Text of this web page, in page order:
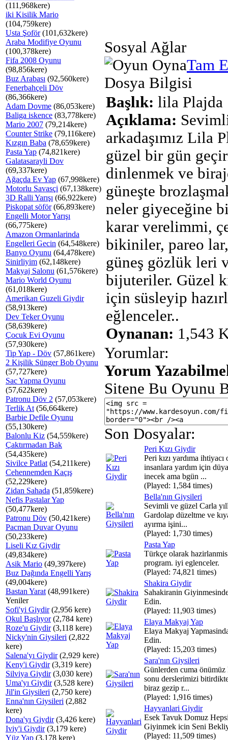
(111,968kere)
iki Kisilik Mario
(104,759kere)
Usta Şoför(101,632kere)
Araba Modifiye Oyunu
(100,378kere)
Fifa 2008 Oyunu
(98,856kere)
Buz Arabası (92,560kere)
Fenerbahçeli Döv
(86,366kere)
Adam Dovme (86,053kere)
Baliga iskence (83,778kere)
Mario 2007 (79,214kere)
Counter Strike (79,116kere)
Kızgın Baba (78,659kere)
Pasta Yap (74,821kere)
Galatasarayli Dov
(69,337kere)
Ağaçda Ev Yap (67,998kere)
Motorlu Savasçi (67,138kere)
3D Ralli Yarışı (66,922kere)
Piskopat söför(66,893kere)
Engelli Motor Yarışı
(66,775kere)
Amazon Ormanlarinda
Engelleri Gecin (64,548kere)
Banyo Oyunu (64,478kere)
Sinirliyim (62,148kere)
Makyaj Salonu (61,576kere)
Mario World Oyunu
(61,018kere)
Amerikan Guzeli Giydir
(58,913kere)
Dev Teker Oyunu
(58,639kere)
Çocuk Evi Oyunu
(57,930kere)
Tip Yap - Döv (57,861kere)
2 Kişilik Sünger Bob Oyunu
(57,727kere)
Sac Yapma Oyunu
(57,622kere)
Patronu Döv 2 (57,053kere)
Terlik At (56,664kere)
Barbie Defile Oyunu
(55,130kere)
Balonlu Kiz (54,559kere)
Çaktırmadan Bak
(54,435kere)
Sivilce Patlat (54,211kere)
Cehennemden Kaçış
(52,229kere)
Zidan Sahada (51,859kere)
Nefis Pastalar Yap
(50,477kere)
Patronu Döv (50,421kere)
Pacman Duvar Oyunu
(50,233kere)
Liseli Kız Giydir
(49,834kere)
Asik Mario (49,397kere)
Buz Dağında Engelli Yarış
(49,004kere)
Bastan Yarat (48,991kere)
Yeniler
Sofi'yi Giydir(2,956 kere)
Okul Başlıyor(2,784 kere)
Roze'u Giydir(3,118 kere)
Nicky'nin Giysileri (2,822
kere)
Salena'yı Giydir(2,929 kere)
Keny'i Giydir(3,319 kere)
Silviya Giydir(3,030 kere)
Uma'yı Giydir(3,528 kere)
Jil'in Giysileri (2,750 kere)
Enna'nın Giysileri (2,882
kere)
Dona'yı Giydir(3,426 kere)
Iviy'i Giydir(3,179 kere)
Yüz Yap (3,178 kere)
Sosyal Ağlar
Tam
Dosya Bilgisi
Başlık: lila Plajda
Açıklama:
arkadaşımız Lila
güzel bir gün
dinlenmek ve
güneşte
neler giyeceğine
karar verelimmi,
bikiniler, pareo
güneş gözlük leri
bijuteriler. Güzel
için süsleyip
eğlenceler..
Oynanan: 1,543
Yorumlar:
Yorum
Sitene Bu Oyunu
Son Dosyalar:
Peri Kızı Giydir
Peri kızı yardıma ihtiyacı
insanlara yardım için
inecek ama bgün ...
(Played: 1,584 times)
Bella'nın Giysileri
Sevimli ve güzel Carla
Gardolap düzeltme ve
ayırma işini...
(Played: 1,730 times)
Pasta Yap
Türkçe olarak
program. iyi eglenceler.
(Played: 74,821 times)
Shakira Giydir
Sahakiranin
Edin.
(Played: 11,903 times)
Elaya Makyaj Yap
Elaya Makyaj
Edin.
(Played: 15,203 times)
Sara'nın Giysileri
Günlerden cuma önümüz
sonu derslerimizi
biraz gezip r...
(Played: 1,916 times)
Hayvanlari Giydir
Esek Tavuk Domuz
Giyinmek icin Seni
(Played: 11,509 times)